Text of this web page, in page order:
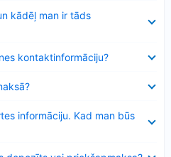
kādēļ man ir tāds
kontaktinformāciju?
informāciju. Kad man būs